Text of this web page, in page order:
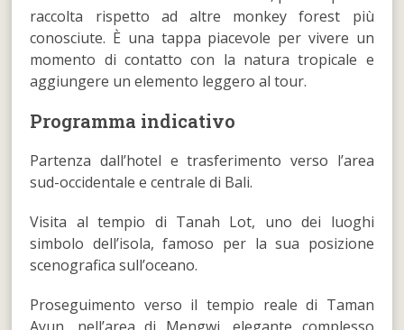
raccolta rispetto ad altre monkey forest più
conosciute. È una tappa piacevole per vivere un
momento di contatto con la natura tropicale e
aggiungere un elemento leggero al tour.
Programma indicativo
Partenza dall’hotel e trasferimento verso l’area
sud-occidentale e centrale di Bali.
Visita al tempio di Tanah Lot, uno dei luoghi
simbolo dell’isola, famoso per la sua posizione
scenografica sull’oceano.
Proseguimento verso il tempio reale di Taman